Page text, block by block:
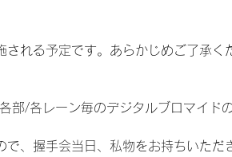
れる予定です。あらかじめご了承く
部/各レーン毎のデジタルブロマイド
、握手会当日、私物をお持ちいただ